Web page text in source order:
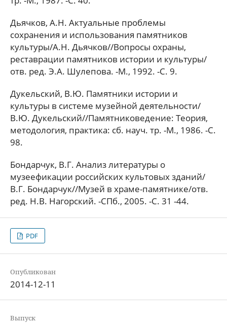
Дьячков, А.Н. Актуальные проблемы
сохранения и использования памятников
культуры/А.Н. Дьячков//Вопросы охраны,
реставрации памятников истории и культуры/
отв. ред. Э.А. Шулепова. -М., 1992. -С. 9.
Дукельский, В.Ю. Памятники истории и
культуры в системе музейной деятельности/
В.Ю. Дукельский//Памятниковедение: Теория,
методология, практика: сб. науч. тр. -M., 1986. -С.
98.
Бондарчук, В.Г. Анализ литературы о
музеефикации российских культовых зданий/
В.Г. Бондарчук//Музей в храме-памятнике/отв.
ред. Н.В. Нагорский. -СПб., 2005. -С. 31 -44.
PDF
Опубликован
2014-12-11
Выпуск